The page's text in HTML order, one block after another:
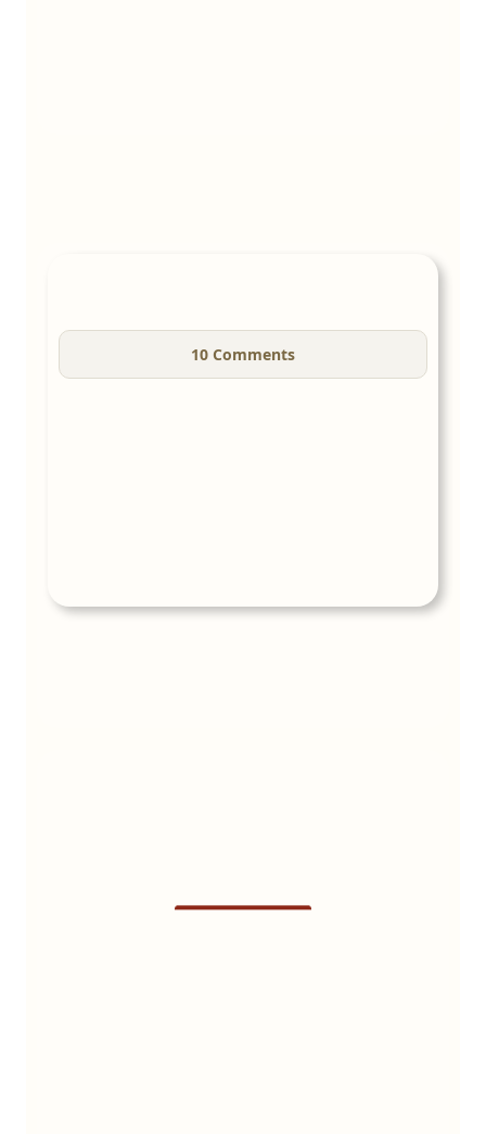
10 Comments